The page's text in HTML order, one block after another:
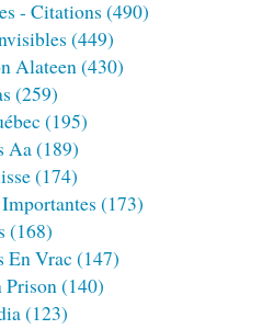
- Citations (490)
(449)
Alateen(430)
(259)
(195)
Aa(189)
(174)
(173)
(168)
En Vrac (147)
Prison(140)
(123)